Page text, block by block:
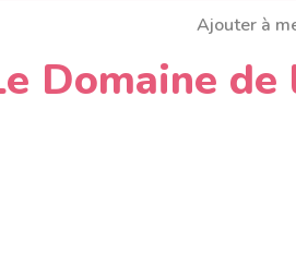
Ajouter à
Domaine de